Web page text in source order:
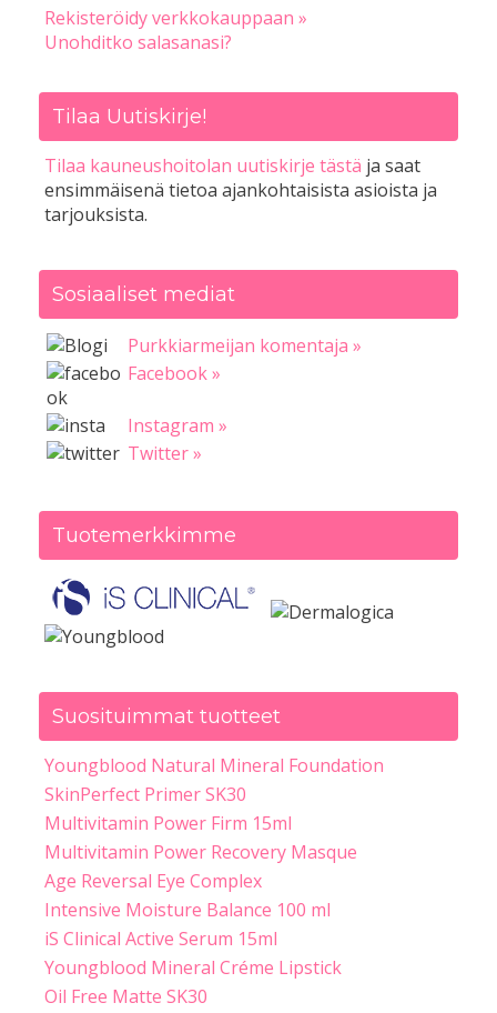
Rekisteröidy verkkokauppaan »
Unohditko salasanasi?
Tilaa Uutiskirje!
Tilaa kauneushoitolan uutiskirje tästä ja saat
ensimmäisenä tietoa ajankohtaisista asioista ja
tarjouksista.
Sosiaaliset mediat
Purkkiarmeijan komentaja »
Facebook »
Instagram »
Twitter »
Tuotemerkkimme
Suosituimmat tuotteet
Youngblood Natural Mineral Foundation
SkinPerfect Primer SK30
Multivitamin Power Firm 15ml
Multivitamin Power Recovery Masque
Age Reversal Eye Complex
Intensive Moisture Balance 100 ml
iS Clinical Active Serum 15ml
Youngblood Mineral Créme Lipstick
Oil Free Matte SK30